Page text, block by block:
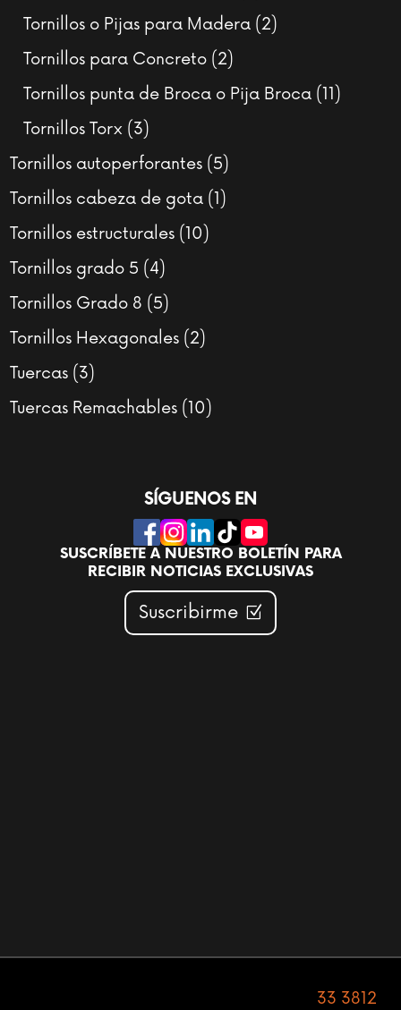
productos
Tornillos o Pijas para Madera 22
Tornillos para Concreto 22
productos
Tornillos punta de Broca o Pija Broca 1111
Tornillos Torx 33
productos
Tornillos autoperforantes 55
productos
Tornillos cabeza de gota 11
Tornillos estructurales 1010
Tornillos grado 5 44
productos
Tornillos Grado 8 55
productos
Tornillos Hexagonales 22
Tuercas 33
productos
Tuercas Remachables 1010
SÍGUENOS EN
SUSCRÍBETE A NUESTRO BOLETÍN PARA
RECIBIR NOTICIAS EXCLUSIVAS
Suscribirme
33 3812